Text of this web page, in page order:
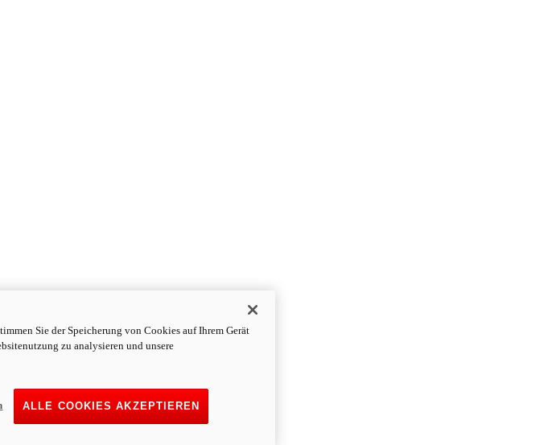
Sie der Speicherung von Cookies auf Ihrem Gerät
zu analysieren und unsere
ALLE COOKIES AKZEPTIEREN